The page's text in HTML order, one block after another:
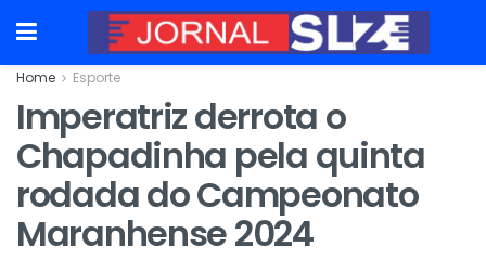
Home Esporte
Imperatriz derrota o
Chapadinha pela quinta
rodada do Campeonato
Maranhense 2024